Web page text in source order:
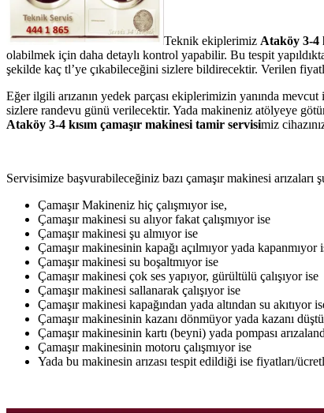
Teknik ekiplerimiz Ataköy 3-4
olabilmek için daha detaylı kontrol yapabilir. Bu tespit
şekilde kaç tl’ye çıkabileceğini sizlere bildirecektir. Verilen
Eğer ilgili arızanın yedek parçası ekiplerimizin yanında
sizlere randevu günü verilecektir. Yada makineniz atölyeye
Ataköy 3-4 kısım çamaşır makinesi tamir servisimiz
Servisimize başvurabileceğiniz bazı çamaşır makinesi arızaları
Çamaşır Makineniz hiç çalışmıyor ise,
Çamaşır makinesi su alıyor fakat çalışmıyor ise
Çamaşır makinesi şu almıyor ise
Çamaşır makinesinin kapağı açılmıyor yada kapanmıyor
Çamaşır makinesi su boşaltmıyor ise
Çamaşır makinesi çok ses yapıyor, gürültülü çalışıyor ise
Çamaşır makinesi sallanarak çalışıyor ise
Çamaşır makinesi kapağından yada altından su akıtıyor
Çamaşır makinesinin kazanı dönmüyor yada kazanı
Çamaşır makinesinin kartı (beyni) yada pompası
Çamaşır makinesinin motoru çalışmıyor ise
Yada bu makinesin arızası tespit edildiği ise fiyatları/